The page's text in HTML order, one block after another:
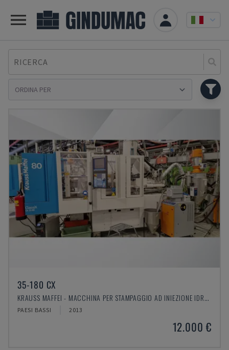
RICERCA
35-180 CX
KRAUSS MAFFEI - MACCHINA PER STAMPAGGIO AD INIEZIONE IDRAULICA
PAESI BASSI 2013
12.000 €